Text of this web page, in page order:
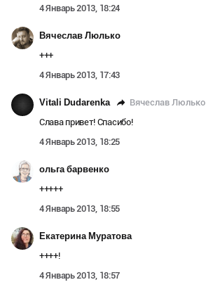
4 Январь 2013, 18:24
Вячеслав Люлько
+++
4 Январь 2013, 17:43
Vitali Dudarenka Вячеслав Люлько
Слава привет! Спасибо!
4 Январь 2013, 18:25
ольга барвенко
+++++
4 Январь 2013, 18:55
Екатерина Муратова
++++!
4 Январь 2013, 18:57